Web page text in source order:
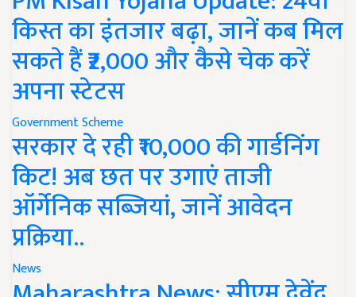
किस्त का इंतजार बढ़ा, जानें कब मिल
सकते हैं ₹2,000 और कैसे चेक करें
अपना स्टेटस
Government Scheme
सरकार दे रही ₹10,000 की गार्डनिंग
किट! अब छत पर उगाएं ताजी
ऑर्गेनिक सब्जियां, जानें आवेदन
प्रक्रिया..
News